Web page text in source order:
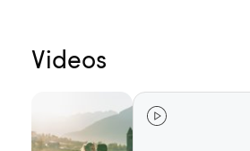
Videos